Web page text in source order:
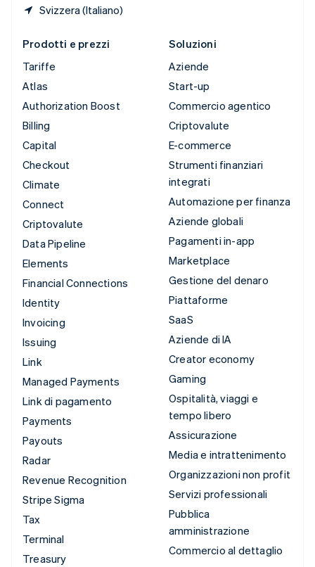
Svizzera (Italiano)
Prodotti e prezzi
Tariffe
Atlas
Authorization Boost
Billing
Capital
Checkout
Climate
Connect
Criptovalute
Data Pipeline
Elements
Financial Connections
Identity
Invoicing
Issuing
Link
Managed Payments
Link di pagamento
Payments
Payouts
Radar
Revenue Recognition
Stripe Sigma
Tax
Terminal
Treasury
Soluzioni
Aziende
Start-up
Commercio agentico
Criptovalute
E-commerce
Strumenti finanziari
integrati
Automazione per finanza
Aziende globali
Pagamenti in-app
Marketplace
Gestione del denaro
Piattaforme
SaaS
Aziende di IA
Creator economy
Gaming
Ospitalità, viaggi e
tempo libero
Assicurazione
Media e intrattenimento
Organizzazioni non profit
Servizi professionali
Pubblica
amministrazione
Commercio al dettaglio